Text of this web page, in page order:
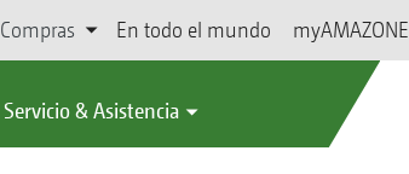
Compras En todo el mundo myAMAZONE
Servicio & Asistencia